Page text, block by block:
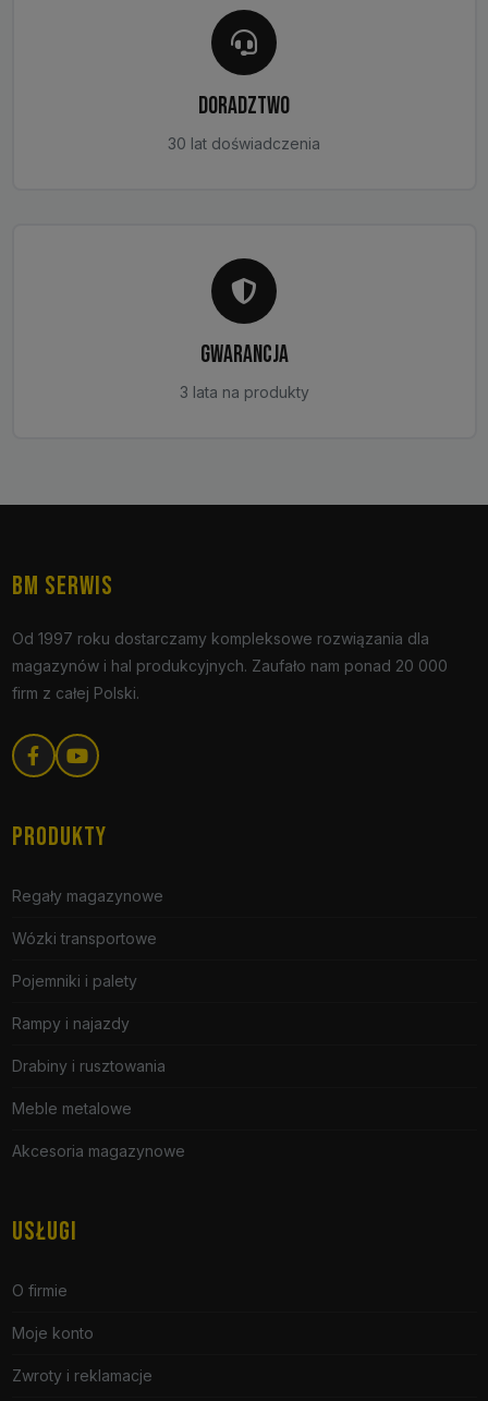
DORADZTWO
30 lat doświadczenia
GWARANCJA
3 lata na produkty
BM SERWIS
Od 1997 roku dostarczamy kompleksowe rozwiązania dla
magazynów i hal produkcyjnych. Zaufało nam ponad 20 000
firm z całej Polski.
PRODUKTY
Regały magazynowe
Wózki transportowe
Pojemniki i palety
Rampy i najazdy
Drabiny i rusztowania
Meble metalowe
Akcesoria magazynowe
USŁUGI
O firmie
Moje konto
Zwroty i reklamacje